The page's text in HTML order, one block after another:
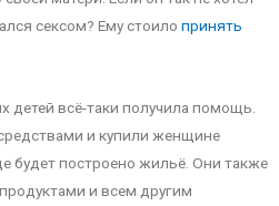
сексом? Ему стоило принять
детей всё-таки получила помощь.
и купили женщине
будет построено жильё. Они также
и всем другим